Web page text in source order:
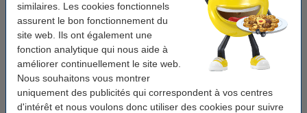
similaires. Les cookies fonctionnels
assurent le bon fonctionnement du
site web. Ils ont également une
fonction analytique qui nous aide à
améliorer continuellement le site web.
Nous souhaitons vous montrer
uniquement des publicités qui correspondent à vos centres
d'intérêt et nous voulons donc utiliser des cookies pour suivre
Type de pointe: ogive
Largeur d'écriture: 1 mm
Nombre: 10 pièce(s)
Rechargeable: non